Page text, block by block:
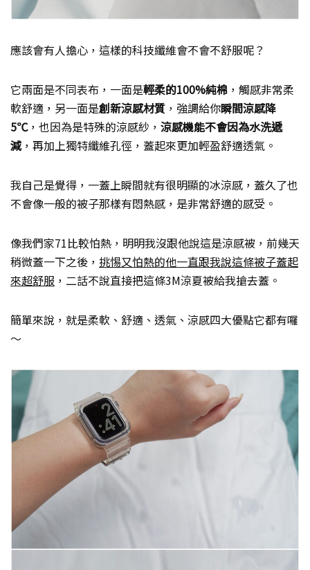
應該會有人擔心，這樣的科技纖維會不會不舒服呢？
它兩面是不同表布，一面是輕柔的100%純棉 ，觸感非常柔
軟舒適，另一面是創新涼感材質 ，強調給你瞬間涼感降
5℃，也因為是特殊的涼感紗， 涼感機能不會因為水洗遞
減，再加上獨特纖維孔徑，蓋起來更加輕盈舒適透氣。
我自己是覺得，一蓋上瞬間就有很明顯的冰涼感，蓋久了也
不會像一般的被子那樣有悶熱感，是非常舒適的感受。
像我們家71比較怕熱，明明我沒跟他說這是涼感被，前幾天
稍微蓋一下之後， 挑惕又怕熱的他一直跟我說這條被子蓋起
來超舒服 ，二話不說直接把這條3M涼夏被給我搶去蓋。
簡單來說，就是柔軟、舒適、透氣、涼感四大優點它都有囉
～